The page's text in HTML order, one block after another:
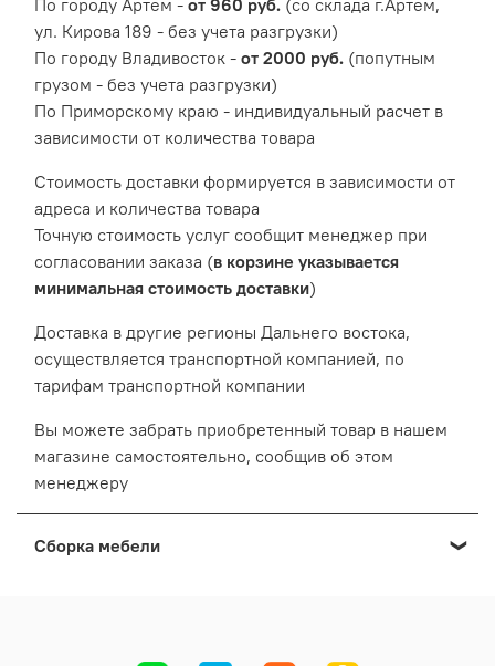
ул. Кирова 189 - без учета разгрузки)
По городу Владивосток - от 2000 руб. (попутным
грузом - без учета разгрузки)
По Приморскому краю - индивидуальный расчет в
зависимости от количества товара
Cтоимость доставки формируется в зависимости от
адреса и количества товара
Точную стоимость услуг сообщит менеджер при
согласовании заказа (в корзине указывается
минимальная стоимость доставки)
Доставка в другие регионы Дальнего востока,
осуществляется транспортной компанией, по
тарифам транспортной компании
Вы можете забрать приобретенный товар в нашем
магазине самостоятельно, сообщив об этом
менеджеру
Сборка мебели